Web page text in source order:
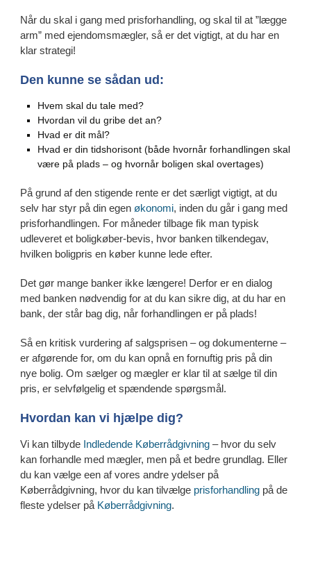
Når du skal i gang med prisforhandling, og skal til at ”lægge
arm” med ejendomsmægler, så er det vigtigt, at du har en
klar strategi!
Den kunne se sådan ud:
Hvem skal du tale med?
Hvordan vil du gribe det an?
Hvad er dit mål?
Hvad er din tidshorisont (både hvornår forhandlingen skal
være på plads – og hvornår boligen skal overtages)
På grund af den stigende rente er det særligt vigtigt, at du
selv har styr på din egen økonomi, inden du går i gang med
prisforhandlingen. For måneder tilbage fik man typisk
udleveret et boligkøber-bevis, hvor banken tilkendegav,
hvilken boligpris en køber kunne lede efter.
Det gør mange banker ikke længere! Derfor er en dialog
med banken nødvendig for at du kan sikre dig, at du har en
bank, der står bag dig, når forhandlingen er på plads!
Så en kritisk vurdering af salgsprisen – og dokumenterne –
er afgørende for, om du kan opnå en fornuftig pris på din
nye bolig. Om sælger og mægler er klar til at sælge til din
pris, er selvfølgelig et spændende spørgsmål.
Hvordan kan vi hjælpe dig?
Vi kan tilbyde Indledende Køberrådgivning– hvor du selv
kan forhandle med mægler, men på et bedre grundlag. Eller
du kan vælge een af vores andre ydelser på
Køberrådgivning, hvor du kan tilvælge prisforhandling på de
fleste ydelser på Køberrådgivning.